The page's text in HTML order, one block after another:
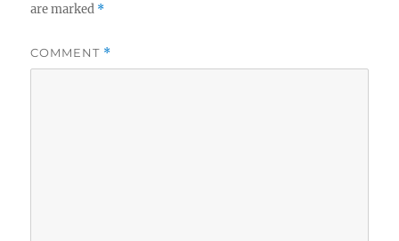
are marked *
COMMENT *